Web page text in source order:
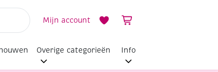
Mijn account
Overige categorieën Info